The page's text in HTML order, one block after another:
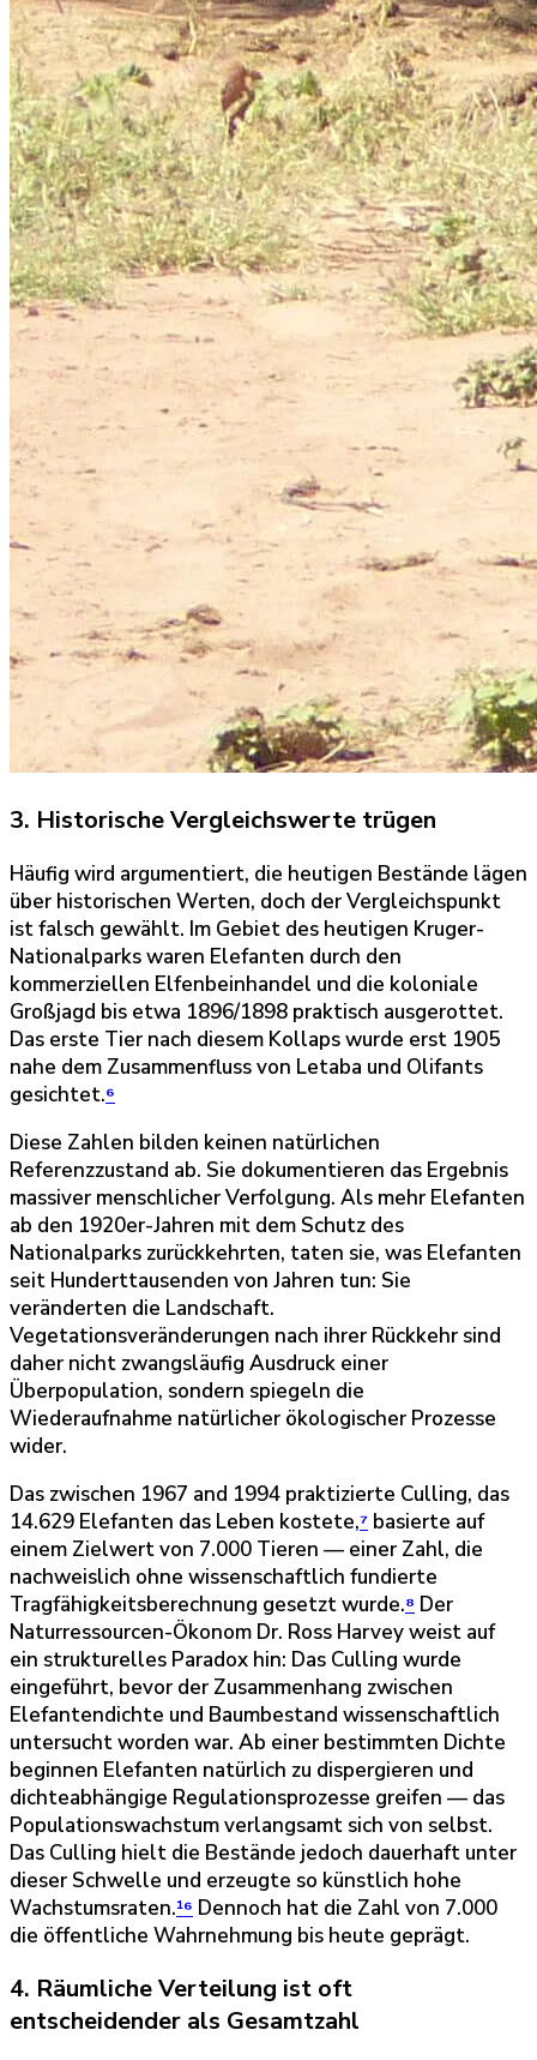
3. Historische Vergleichswerte trügen
Häufig wird argumentiert, die heutigen Bestände lägen
über historischen Werten, doch der Vergleichspunkt
ist falsch gewählt. Im Gebiet des heutigen Kruger-
Nationalparks waren Elefanten durch den
kommerziellen Elfenbeinhandel und die koloniale
Großjagd bis etwa 1896/1898 praktisch ausgerottet.
Das erste Tier nach diesem Kollaps wurde erst 1905
nahe dem Zusammenfluss von Letaba und Olifants
gesichtet.⁶
Diese Zahlen bilden keinen natürlichen
Referenzzustand ab. Sie dokumentieren das Ergebnis
massiver menschlicher Verfolgung. Als mehr Elefanten
ab den 1920er-Jahren mit dem Schutz des
Nationalparks zurückkehrten, taten sie, was Elefanten
seit Hunderttausenden von Jahren tun: Sie
veränderten die Landschaft.
Vegetationsveränderungen nach ihrer Rückkehr sind
daher nicht zwangsläufig Ausdruck einer
Überpopulation, sondern spiegeln die
Wiederaufnahme natürlicher ökologischer Prozesse
wider.
Das zwischen 1967 and 1994 praktizierte Culling, das
14.629 Elefanten das Leben kostete,⁷ basierte auf
einem Zielwert von 7.000 Tieren — einer Zahl, die
nachweislich ohne wissenschaftlich fundierte
Tragfähigkeitsberechnung gesetzt wurde.⁸ Der
Naturressourcen-Ökonom Dr. Ross Harvey weist auf
ein strukturelles Paradox hin: Das Culling wurde
eingeführt, bevor der Zusammenhang zwischen
Elefantendichte und Baumbestand wissenschaftlich
untersucht worden war. Ab einer bestimmten Dichte
beginnen Elefanten natürlich zu dispergieren und
dichteabhängige Regulationsprozesse greifen — das
Populationswachstum verlangsamt sich von selbst.
Das Culling hielt die Bestände jedoch dauerhaft unter
dieser Schwelle und erzeugte so künstlich hohe
Wachstumsraten.¹⁶ Dennoch hat die Zahl von 7.000
die öffentliche Wahrnehmung bis heute geprägt.
4. Räumliche Verteilung ist oft
entscheidender als Gesamtzahl